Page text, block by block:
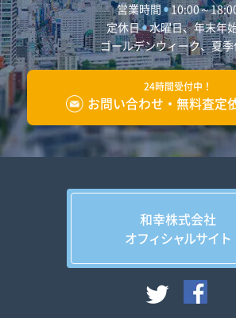
営業時間●10:00～
定休日●水曜日、年末年
ゴールデンウィーク、夏
24時間受付中！
お問い合わせ ・ 無料査定
和幸株式会社
オフィシャルサイト